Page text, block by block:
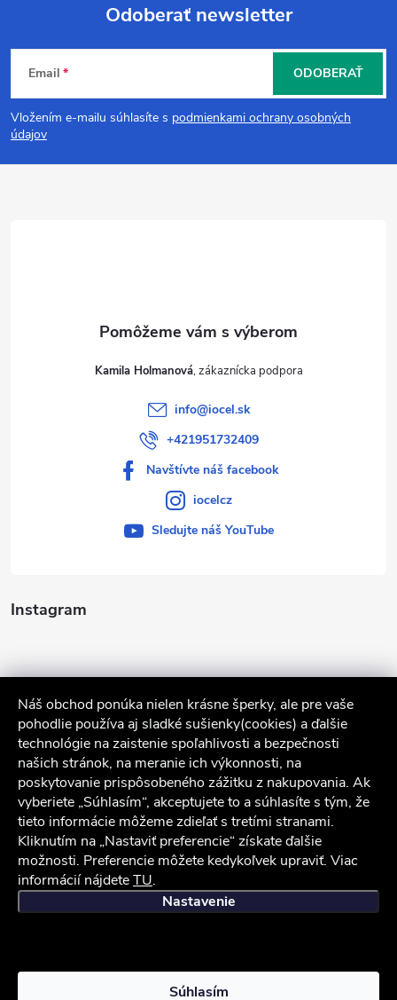
Náš obchod ponúka nielen krásne šperky, ale pre vaše
pohodlie používa aj sladké sušienky(cookies) a ďalšie
technológie na zaistenie spoľahlivosti a bezpečnosti
našich stránok, na meranie ich výkonnosti, na
poskytovanie prispôsobeného zážitku z nakupovania. Ak
vyberiete „Súhlasím“, akceptujete to a súhlasíte s tým, že
tieto informácie môžeme zdieľať s tretími stranami.
Kliknutím na „Nastaviť preferencie“ získate ďalšie
možnosti. Preferencie môžete kedykoľvek upraviť. Viac
informácií nájdeteTU.
Nastavenie
Súhlasím
Z
á
p
Odoberať newsletter
Email
Vložením e-mailu súhlasíte s podmienkami ochrany osobných
údajov
ODOBERAŤ
Instagram
Sledovať na Instagrame
Služby zákazníkom
Kamila Holmanová
info@iocel.sk
+421951732409
Navštívte náš facebook
iocelcz
Sledujte náš YouTube
iocel.sk Obchodné podmienky Ochrana osobných údajov
Vytvoril Shoptet